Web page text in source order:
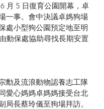
月 5 日復育公園開幕，卓
一事。會中決議卓媽狗場
處小型狗公園預定地至明
動保處協助尋找長期安置
勳及流浪動物認養志工隊
愛心媽媽卓媽媽接受台北
局長蔡玲儀至狗場拜訪。